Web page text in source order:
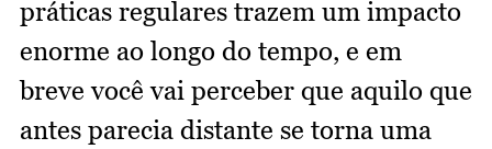
práticas regulares trazem um impacto
enorme ao longo do tempo, e em
breve você vai perceber que aquilo que
antes parecia distante se torna uma